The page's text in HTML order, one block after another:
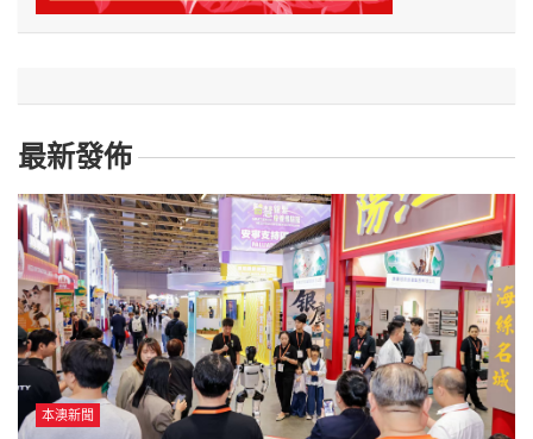
最新發佈
本澳新聞